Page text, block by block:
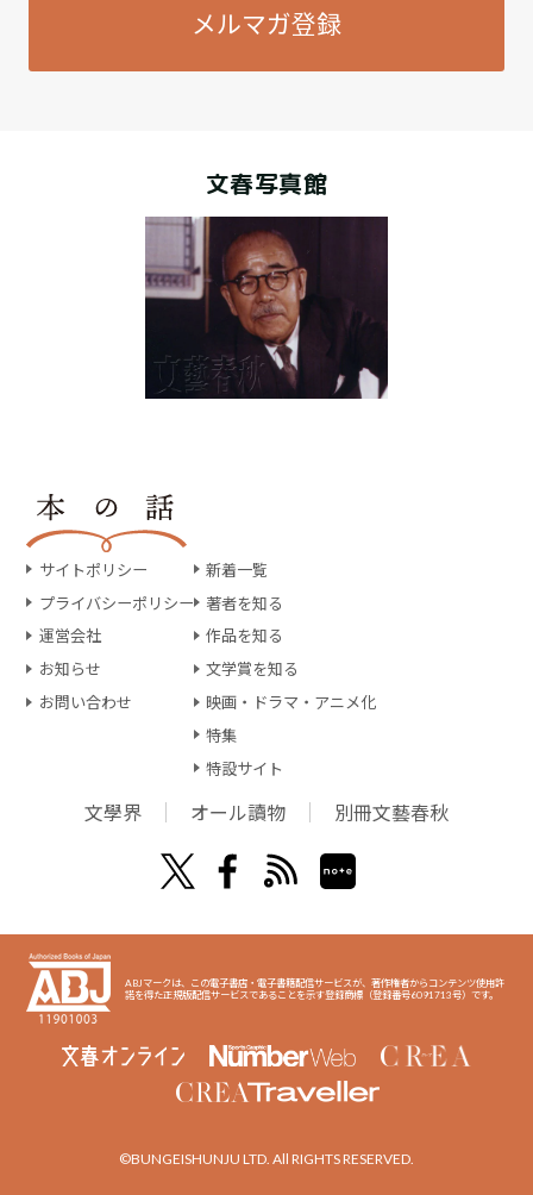
メルマガ登録
文春写真館
サイトポリシー
プライバシーポリシー
運営会社
お知らせ
お問い合わせ
新着一覧
著者を知る
作品を知る
文学賞を知る
映画・ドラマ・アニメ化
特集
特設サイト
文學界 オール讀物 別冊文藝春秋
ABJマークは、この電子書店・電子書籍配信サービスが、著作権者からコンテンツ使用許
諾を得た正規版配信サービスであることを示す登録商標（登録番号6091713号）です。
©BUNGEISHUNJU LTD. All RIGHTS RESERVED.